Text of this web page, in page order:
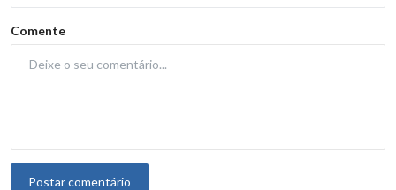
Comente
Postar comentário